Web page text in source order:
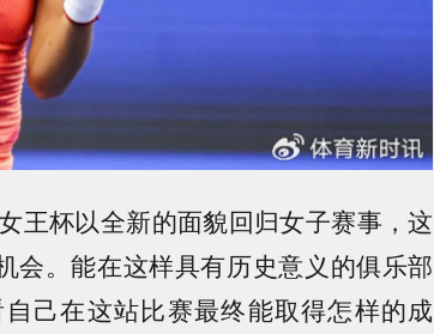
王杯以全新的面貌回归女子赛事，这
会。能在这样具有历史意义的俱乐部
己在这站比赛最终能取得怎样的成